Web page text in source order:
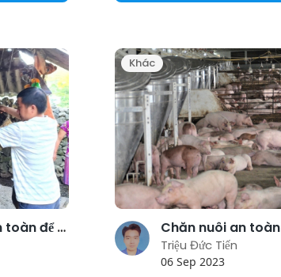
Liên kết chăn nuôi an toàn để tạo những cú hích
Khác
Triệu Đức Tiến
06 Sep 2023